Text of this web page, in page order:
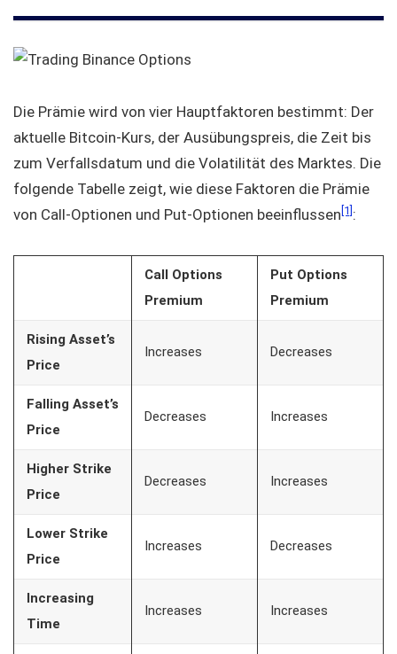
Die Prämie wird von vier Hauptfaktoren bestimmt: Der
aktuelle Bitcoin-Kurs, der Ausübungspreis, die Zeit bis
zum Verfallsdatum und die Volatilität des Marktes. Die
folgende Tabelle zeigt, wie diese Faktoren die Prämie
von Call-Optionen und Put-Optionen beeinflussen [1] :
Call Options
Premium
Put Options
Premium
Rising Asset’s
Price
Increases Decreases
Falling Asset’s
Price
Decreases Increases
Higher Strike
Price
Decreases Increases
Lower Strike
Price
Increases Decreases
Increasing
Time
Increases Increases